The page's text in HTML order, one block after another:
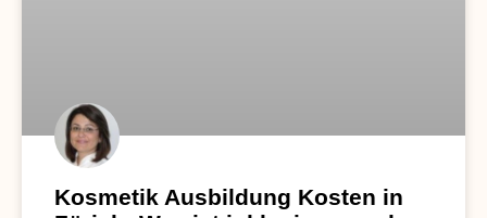
Kosmetik Ausbildung Kosten in